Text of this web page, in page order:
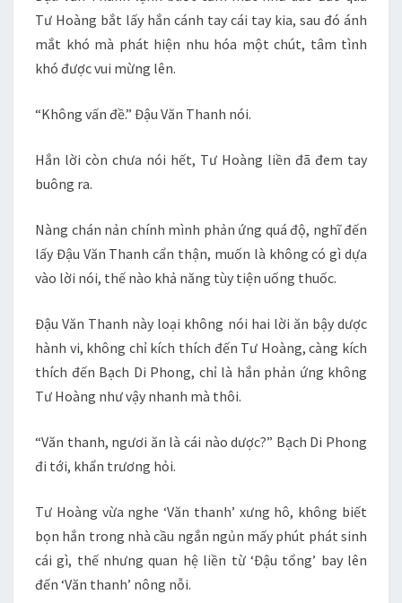
Tư Hoàng bắt lấy hắn cánh tay cái tay kia, sau đó ánh
mắt khó mà phát hiện nhu hóa một chút, tâm tình
khó được vui mừng lên.
“Không vấn đề.” Đậu Văn Thanh nói.
Hắn lời còn chưa nói hết, Tư Hoàng liền đã đem tay
buông ra.
Nàng chán nản chính mình phản ứng quá độ, nghĩ đến
lấy Đậu Văn Thanh cẩn thận, muốn là không có gì dựa
vào lời nói, thế nào khả năng tùy tiện uống thuốc.
Đậu Văn Thanh này loại không nói hai lời ăn bậy dược
hành vi, không chỉ kích thích đến Tư Hoàng, càng kích
thích đến Bạch Di Phong, chỉ là hắn phản ứng không
Tư Hoàng như vậy nhanh mà thôi.
“Văn thanh, ngươi ăn là cái nào dược?” Bạch Di Phong
đi tới, khẩn trương hỏi.
Tư Hoàng vừa nghe ‘Văn thanh’ xưng hô, không biết
bọn hắn trong nhà cầu ngắn ngủn mấy phút phát sinh
cái gì, thế nhưng quan hệ liền từ ‘Đậu tổng’ bay lên
đến ‘Văn thanh’ nông nỗi.